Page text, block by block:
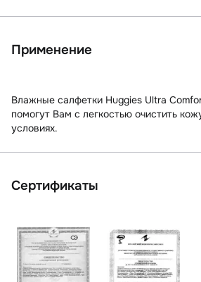
Применение
Влажные салфетки Huggies Ultra
помогут Вам с легкостью очистить
условиях.
Сертификаты